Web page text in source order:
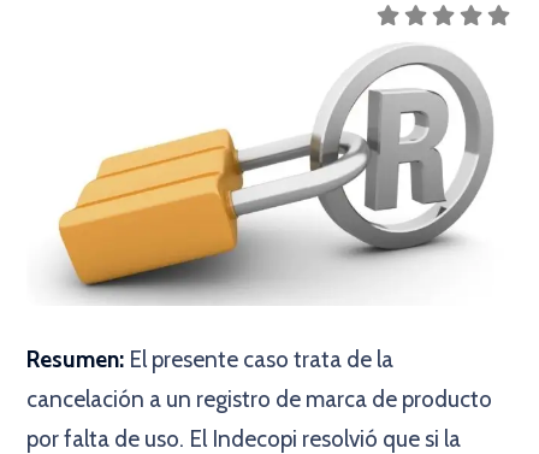
Resumen: El presente caso trata de la
cancelación a un registro de marca de producto
por falta de uso. El Indecopi resolvió que si la